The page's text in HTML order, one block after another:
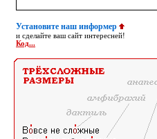
Установите наш информер
и сделайте ваш сайт интересней!
Код...